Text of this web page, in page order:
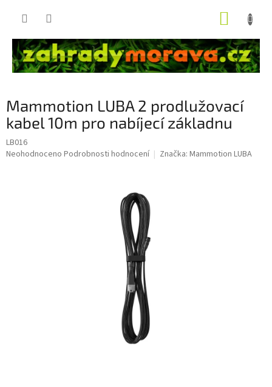
Mammotion LUBA 2 prodlužovací
kabel 10m pro nabíjecí základnu
LB016
Průměrné
Neohodnoceno Podrobnosti hodnocení Značka: Mammotion LUBA